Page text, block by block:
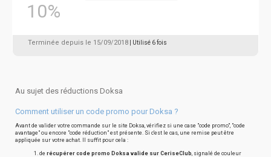
10%
Terminée depuis le 15/09/2018 | Utilisé 6 fois
Au sujet des réductions Doksa
Comment utiliser un code promo pour Doksa ?
Avant de valider votre commande sur le site Doksa, vérifiez si une case "code promo", "code
avantage" ou encore "code réduction" est présente. Si c'est le cas, une remise peut être
appliquée sur votre achat. Il suffit pour cela :
de récupérer code promo Doksa valide sur CeriseClub, signalé de couleur